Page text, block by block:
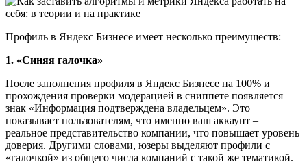
Профиль в Яндекс Бизнесе имеет несколько преимуществ:
1. «Синяя галочка»
После заполнения профиля в Яндекс Бизнесе на 100% и
прохождения проверки модерацией в сниппете появляется
знак «Информация подтверждена владельцем». Это
показывает пользователям, что именно ваш аккаунт –
реальное представительство компании, что повышает уровень
доверия. Другими словами, юзеры выделяют профили с
«галочкой» из общего числа компаний с такой же тематикой.